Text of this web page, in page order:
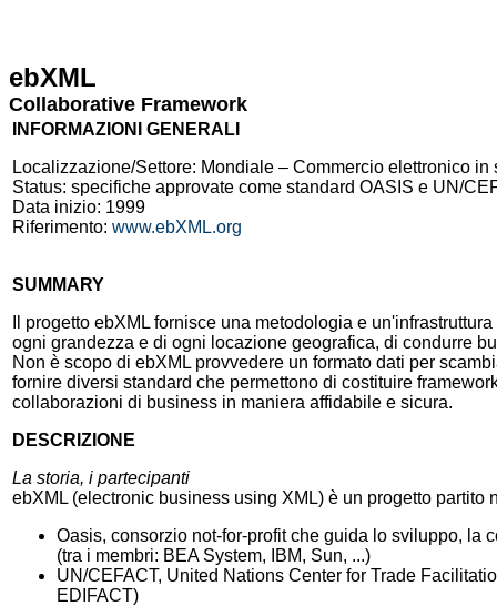
ebXML
Collaborative Framework
INFORMAZIONI GENERALI
Localizzazione/Settore: Mondiale – Commercio elettronico in
Status: specifiche approvate come standard OASIS e UN/
Data inizio: 1999
Riferimento: www.ebXML.org
SUMMARY
Il progetto ebXML fornisce una metodologia e
ogni grandezza e di ogni locazione geografica, di condurre
Non è scopo di ebXML provvedere un formato dati per
fornire diversi standard che permettono di costituire
collaborazioni di business in maniera affidabile e sicura.
DESCRIZIONE
La storia, i partecipanti
ebXML (electronic business using XML) è un progetto partito
Oasis, consorzio not-for-profit che guida lo sviluppo, la
(tra i membri: BEA System, IBM, Sun, ...)
UN/CEFACT, United Nations Center for Trade
EDIFACT)